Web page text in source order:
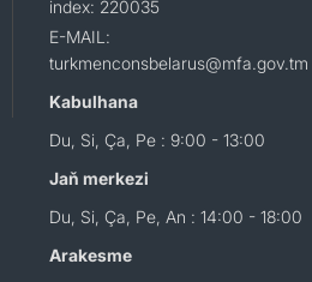
index: 220035
E-MAIL:
turkmenconsbelarus@mfa.gov.tm
Kabulhana
Du, Si, Ça, Pe : 9:00 - 13:00
Jaň merkezi
Du, Si, Ça, Pe, An : 14:00 - 18:00
Arakesme